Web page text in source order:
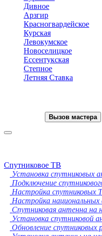
Дивное
Арзгир
Красногвардейское
Курская
Левокумское
Новоселицкое
Ессентукская
Степное
Летняя Ставка
Вызов мастера
Toggle
Спутниковое ТВ
Установка спутниковых
Подключение
Настройка спутниковых
Настройка национальных
Спутниковая антенна на
Установка спутниковой
Обновление спутниковых